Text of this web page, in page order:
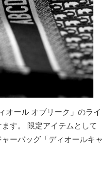
オール オブリーク」のライ
す。 限定アイテムとして
ーバッグ「ディオールキャ